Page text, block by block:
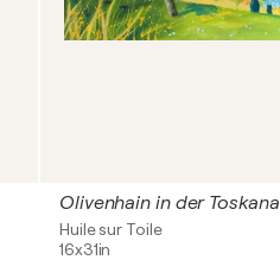
Olivenhain in der Toskana
Huile sur Toile
16x31in